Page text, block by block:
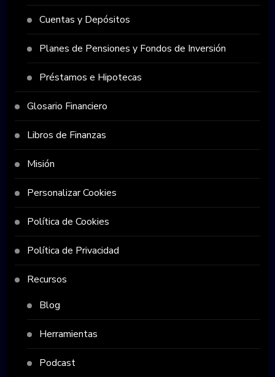
Cuentas y Depósitos
Planes de Pensiones y Fondos de Inversión
Préstamos e Hipotecas
Glosario Financiero
Libros de Finanzas
Misión
Personalizar Cookies
Política de Cookies
Política de Privacidad
Recursos
Blog
Herramientas
Podcast